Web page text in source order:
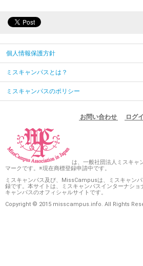
個人情報保護方針
ミスキャンパスとは？
ミスキャンパスのポリシー
お問い合わせ ログ
は、一般社団法人ミスキャ
マークです。※現在商標登録申請中です。
ミスキャンパス及び、MissCampusは、ミスキャン
録です。本サイトは、ミスキャンパスインターナショ
キャンパスのオフィシャルサイトです。
Copyright © 2015 misscampus.info. All Rights